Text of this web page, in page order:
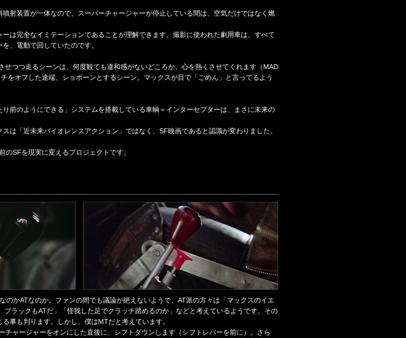
射装置が一体なので、スーパーチャージャーが停止している間は、空気だけではなく燃
は完全なイミテーションであることが理解できます。撮影に使われた劇用車は、すべて
、電動で回していたのです。
せつつ走るシーンは、何度観ても違和感がないどころか、心を熱くさせてくれます（MAD
をオフした途端、ショボーンとするシーン。マックスが目で「ごめん」と言ってるよう
前のようにできる」システムを搭載している車輌＝インターセプターは、まさに未来の
は「近未来バイオレンスアクション」ではなく、SF映画であると認識が変わりました。
のSFを現実に変えるプロジェクトです。
のかATなのか。ファンの間でも議論が絶えないようで、AT派の方々は「マックスのイエ
ブラックもATだ」「怪我した足でクラッチ踏めるのか」などと考えているようです。その
事も判ります。しかし、僕はMTだと考えています。
チャージャーをオンにした直後に、シフトダウンします（シフトレバーを前に）。さら